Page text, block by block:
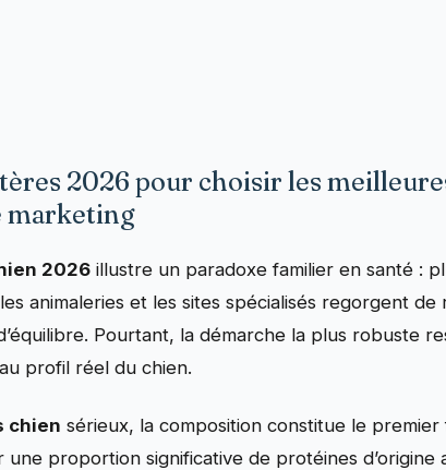
2026 pour choisir les
marketing
2026 illustre un paradoxe familier en santé :
animaleries et les sites spécialisés regorgent
Pourtant, la démarche la plus robuste
profil réel du chien.
chien sérieux, la composition constitue le
proportion significative de protéines d’origine